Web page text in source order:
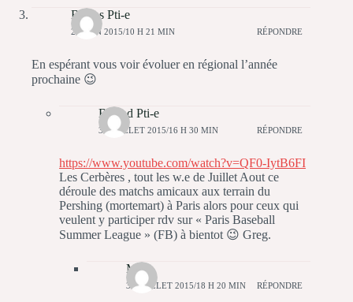
Bastos Pti-e
24 JUIN 2015/10 H 21 MIN RÉPONDRE
En espérant vous voir évoluer en régional l’année
prochaine 😉
Bastod Pti-e
30 JUILLET 2015/16 H 30 MIN RÉPONDRE
https://www.youtube.com/watch?v=QF0-IytB6FI
Les Cerbères , tout les w.e de Juillet Aout ce
déroule des matchs amicaux aux terrain du
Pershing (mortemart) à Paris alors pour ceux qui
veulent y participer rdv sur « Paris Baseball
Summer League » (FB) à bientot 😉 Greg.
Matt
30 JUILLET 2015/18 H 20 MIN RÉPONDRE